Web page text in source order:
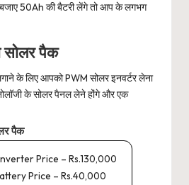
50Ah की बैटरी लेंगे तो आप के लगभग
पैक
के लिए आपको PWM सोलर इनवर्टर लेना
के सोलर पैनल लेने होंगे और एक
पैक
Price – Rs.130,000
Price – Rs.40,000